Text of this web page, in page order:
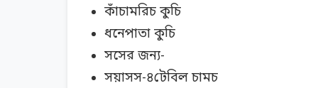
কাঁচামরিচ কুচি
ধনেপাতা কুচি
সসের জন্য-
সয়াসস-৪টেবিল চামচ